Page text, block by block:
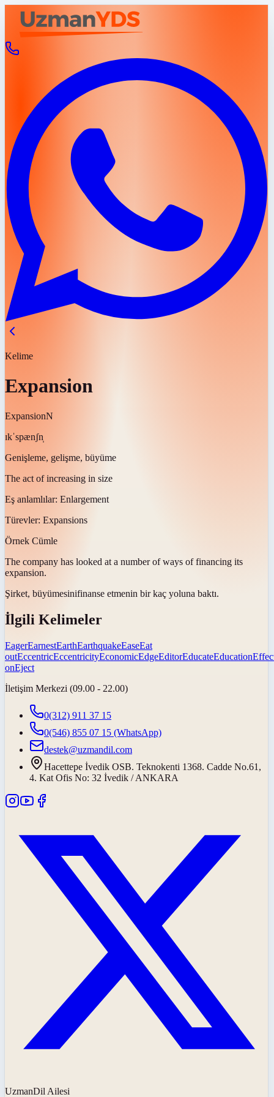
Kelime
Expansion
ExpansionN
ɪkˈspænʃn̩
Genişleme, gelişme, büyüme
The act of increasing in size
Eş anlamlılar: Enlargement
Türevler: Expansions
Örnek Cümle
The company has looked at a number of ways of financing its
expansion.
Şirket, büyümesinifinanse etmenin bir kaç yoluna baktı.
İlgili Kelimeler
EagerEarnestEarthEarthquakeEaseEat
outEccentricEccentricityEconomicEdgeEditorEducateEducation
onEject
İletişim Merkezi (09.00 - 22.00)
0(312) 911 37 15
0(546) 855 07 15 (WhatsApp)
destek@uzmandil.com
Hacettepe İvedik OSB. Teknokenti 1368. Cadde No.61,
4. Kat Ofis No: 32 İvedik / ANKARA
UzmanDil Ailesi